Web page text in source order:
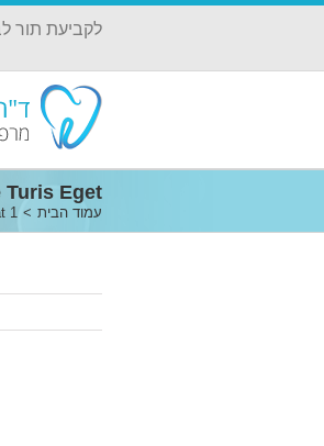
לקביעת תור
Turis Eget
עמוד הבית >
1